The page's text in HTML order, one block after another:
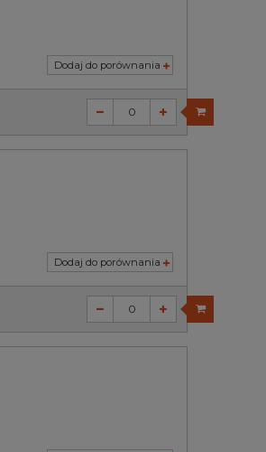
Dodaj do porównania
Dodaj do porównania